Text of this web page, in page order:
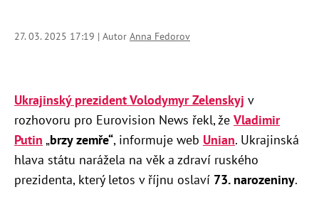
27. 03. 2025 17:19 | Autor Anna Fedorov
Ukrajinský prezident Volodymyr Zelenskyj v
rozhovoru pro Eurovision News řekl, že Vladimir
Putin „brzy zemře“, informuje web Unian. Ukrajinská
hlava státu narážela na věk a zdraví ruského
prezidenta, který letos v říjnu oslaví 73. narozeniny.